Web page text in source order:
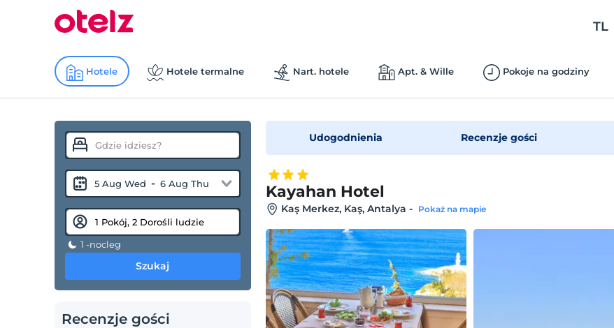
TL
Hotele Hotele termalne Nart. hotele Apt. & Wille Pokoje na godziny
5 Aug Wed - 6 Aug Thu
1 -nocleg
Szukaj
Recenzje gości
Udogodnienia Recenzje gości
Kayahan Hotel
Kaş Merkez, Kaş, Antalya - Pokaż na mapie